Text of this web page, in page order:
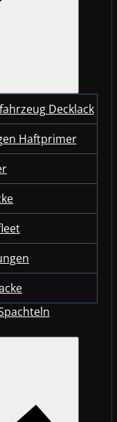
Decklack
Haftprimer